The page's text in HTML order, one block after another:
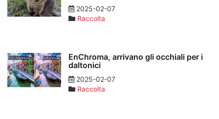
2025-02-07
Raccolta
EnChroma, arrivano gli occhiali per i
daltonici
2025-02-07
Raccolta